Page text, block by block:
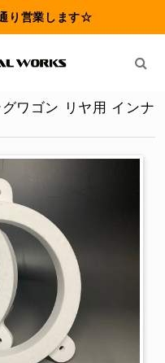
り営業します☆
ワゴン リヤ用 インナ